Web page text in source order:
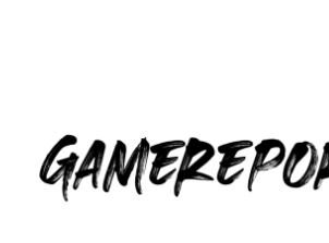
GameReporter |